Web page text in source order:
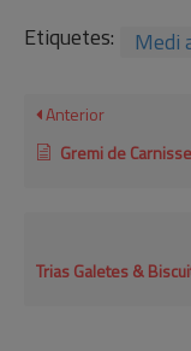
Etiquetes: Medi
Anterior
Gremi de Carnissers i Xarcuters Artesans